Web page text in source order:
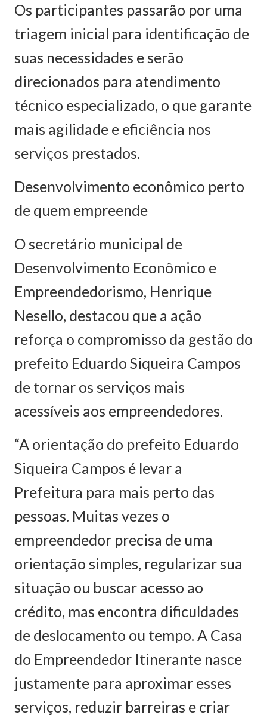
Os participantes passarão por uma
triagem inicial para identificação de
suas necessidades e serão
direcionados para atendimento
técnico especializado, o que garante
mais agilidade e eficiência nos
serviços prestados.
Desenvolvimento econômico perto
de quem empreende
O secretário municipal de
Desenvolvimento Econômico e
Empreendedorismo, Henrique
Nesello, destacou que a ação
reforça o compromisso da gestão do
prefeito Eduardo Siqueira Campos
de tornar os serviços mais
acessíveis aos empreendedores.
“A orientação do prefeito Eduardo
Siqueira Campos é levar a
Prefeitura para mais perto das
pessoas. Muitas vezes o
empreendedor precisa de uma
orientação simples, regularizar sua
situação ou buscar acesso ao
crédito, mas encontra dificuldades
de deslocamento ou tempo. A Casa
do Empreendedor Itinerante nasce
justamente para aproximar esses
serviços, reduzir barreiras e criar